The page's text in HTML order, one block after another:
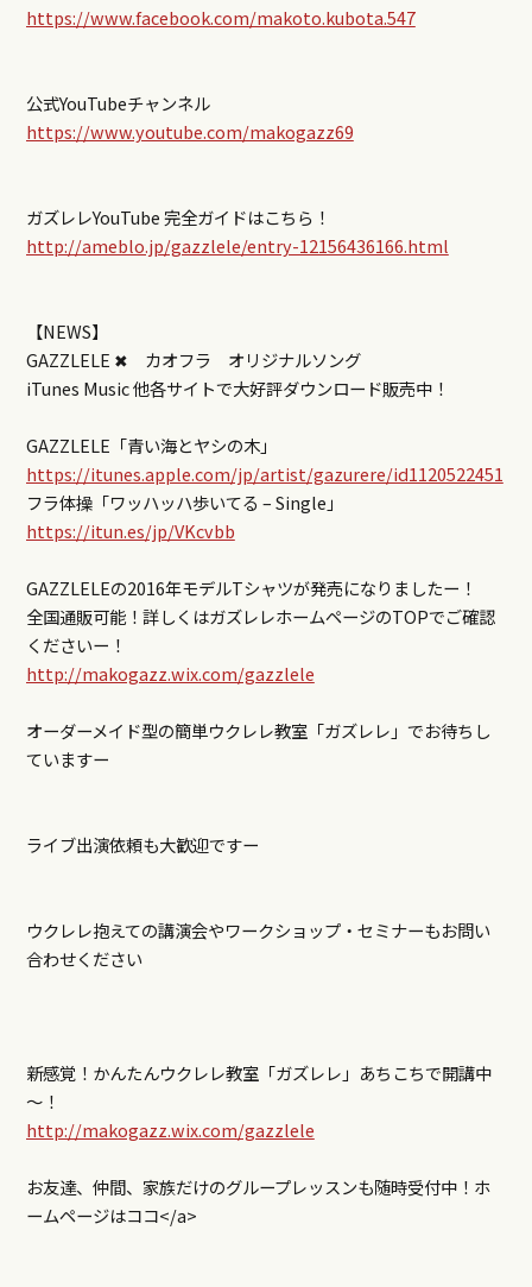
https://www.facebook.com/makoto.kubota.547
公式YouTubeチャンネル
https://www.youtube.com/makogazz69
ガズレレYouTube 完全ガイドはこちら！
http://ameblo.jp/gazzlele/entry-12156436166.html
【NEWS】
GAZZLELE ✖ カオフラ オリジナルソング
iTunes Music 他各サイトで大好評ダウンロード販売中！
GAZZLELE「青い海とヤシの木」
https://itunes.apple.com/jp/artist/gazurere/id1120522451
フラ体操「ワッハッハ歩いてる – Single」
https://itun.es/jp/VKcvbb
GAZZLELEの2016年モデルTシャツが発売になりましたー！
全国通販可能！詳しくはガズレレホームページのTOPでご確認
くださいー！
http://makogazz.wix.com/gazzlele
オーダーメイド型の簡単ウクレレ教室「ガズレレ」でお待ちし
ていますー
ライブ出演依頼も大歓迎ですー
ウクレレ抱えての講演会やワークショップ・セミナーもお問い
合わせください
新感覚！かんたんウクレレ教室「ガズレレ」あちこちで開講中
～！
http://makogazz.wix.com/gazzlele
お友達、仲間、家族だけのグループレッスンも随時受付中！ホ
ームページはココ</a>